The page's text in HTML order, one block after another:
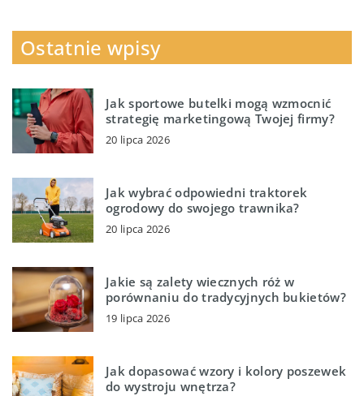
Ostatnie wpisy
Jak sportowe butelki mogą wzmocnić
strategię marketingową Twojej firmy?
20 lipca 2026
Jak wybrać odpowiedni traktorek
ogrodowy do swojego trawnika?
20 lipca 2026
Jakie są zalety wiecznych róż w
porównaniu do tradycyjnych bukietów?
19 lipca 2026
Jak dopasować wzory i kolory poszewek
do wystroju wnętrza?